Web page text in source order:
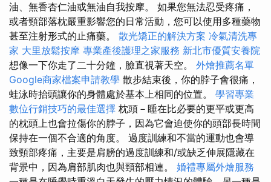
油、無香杏仁油或無油自我按摩。 如果您無法忍受疼痛，
或者頸部落枕嚴重影響您的日常活動，您可以使用多種藥物
甚至注射形式的止痛藥。 散光矯正的解決方案 冷氣清洗專
家 大里放鬆按摩 專業產後護理之家服務 新北市優質安養院
想像一下你走了二十分鐘，臉直視著天空。 外燴推薦名單
Google商家檔案申請教學 散步結束後，你的脖子會很痛，
蛙泳時抬頭讓你的身體處於基本上相同的位置。 學習專業
數位行銷技巧的最佳選擇 枕頭－睡在比必要的更平或更高
的枕頭上也會拉傷你的脖子，因為它會迫使你的頭部長時間
保持在一個不合適的角度。 過度訓練和不當的運動也會導
致頸部疼痛，主要是肩膀的過度訓練和/或缺乏伸展隱藏在
背景中，因為肩部肌肉也與頸部相連。 婚禮專屬外燴服務